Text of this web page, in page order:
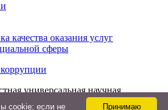
качества оказания услуг
сферы
универсальная научная
Принимаю
cookie: если не